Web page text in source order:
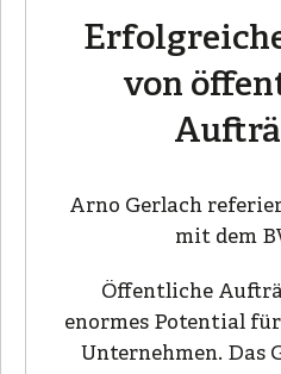
von
Arno Gerlach
mit dem
Öffentliche
enormes Potential
Unternehmen. Das